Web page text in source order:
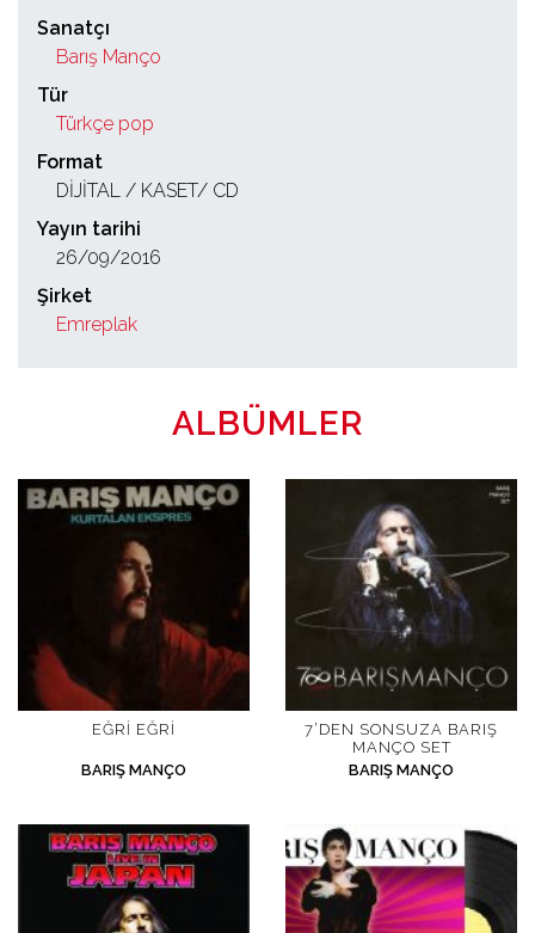
Sanatçı
Barış Manço
Tür
Türkçe pop
Format
DİJİTAL / KASET/ CD
Yayın tarihi
26/09/2016
Şirket
Emreplak
ALBÜMLER
EĞRI EĞRI
BARIŞ MANÇO
7’DEN SONSUZA BARIŞ
MANÇO SET
BARIŞ MANÇO